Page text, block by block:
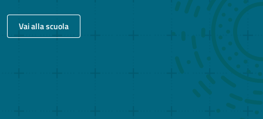
Vai alla scuola